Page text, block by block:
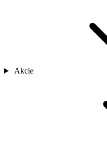
Akcie